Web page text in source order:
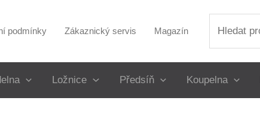
podmínky Zákaznický servis Magazín
Ložnice Předsíň Koupelna